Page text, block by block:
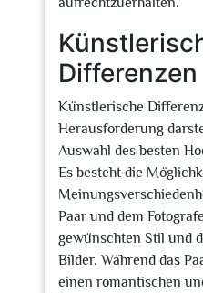
Differenzen
Künstlerische
Herausforderung
Auswahl des besten
Es besteht die
Paar und dem
gewünschten Stil und
Bilder. Während das
einen romantischen